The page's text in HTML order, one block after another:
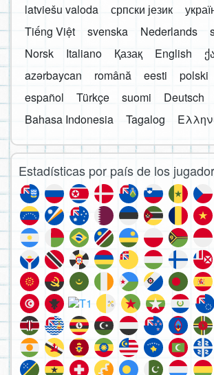
latviešu valoda
српски језик
Tiếng Việt
svenska Nederlands
Norsk
Italiano Қазақ English
azərbaycan
română eesti polski
español
Türkçe suomi
Deutsch
Bahasa Indonesia
Tagalog
Estadísticas por país de los